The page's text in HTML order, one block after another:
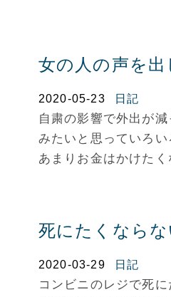
女の人の声を出
2020-05-23 日記
自粛の影響で外出が
みたいと思っていろい
あまりお金はかけた
死にたくなら
2020-03-29 日記
コンビニのレジで死